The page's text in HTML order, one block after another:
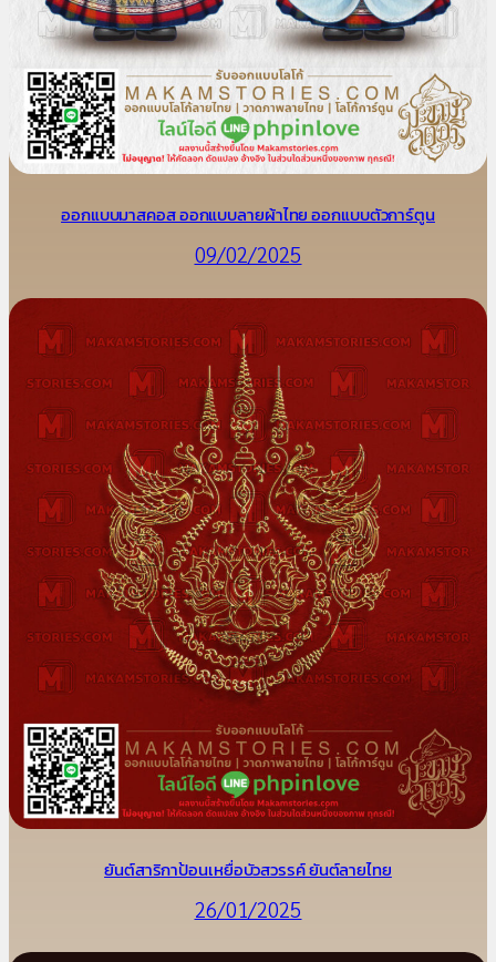
ออกแบบมาสคอส ออกแบบลายผ้าไทย ออกแบบตัวการ์ตูน
09/02/2025
ยันต์สาริกาป้อนเหยื่อบัวสวรรค์ ยันต์ลายไทย
26/01/2025